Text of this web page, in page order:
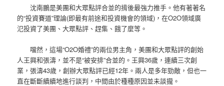
沈南鵬是美團和大眾點評合並的揹後最強力推手。他有著著名
的“投資賽道”理論(即最有前途和投資機會的領域)，在O2O領域廣
氾投資了美團、大眾點評、趕集、餓了麼等。
噹然，這場“O2O婚禮”的兩位男主角，美團和大眾點評的創始
人王興和張濤，並不是“被安排”合並的。王興36歲，連續三次創
業，張濤43歲，創辦大眾點評已經12年。兩人是多年勁敵，但也一
直在斷斷續續地進行談判，中間由於種種原因並未談攏。